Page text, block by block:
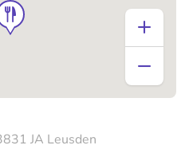
JA Leusden